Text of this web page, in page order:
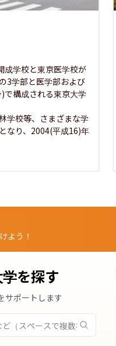
成学校と東京医学校が
3学部と医学部および
で構成される東京大学
学校等、さまざまな学
なり、2004(平成16)年
よう！
を探す
サポートします